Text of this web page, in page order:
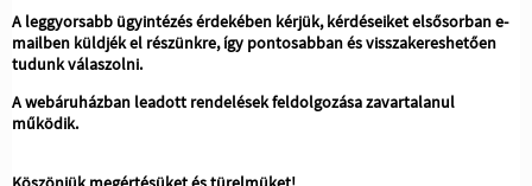
A leggyorsabb ügyintézés érdekében kérjük, kérdéseiket elsősorban e-
mailben küldjék el részünkre, így pontosabban és visszakereshetően
tudunk válaszolni.
A webáruházban leadott rendelések feldolgozása zavartalanul
működik.